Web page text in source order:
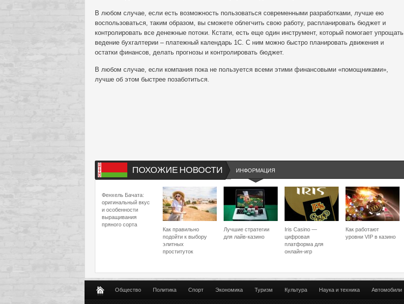
В любом случае, если есть возможность пользоваться современными разработками, лучше ею
воспользоваться, таким образом, вы сможете облегчить свою работу, распланировать бюджет и
контролировать все денежные потоки. Кстати, есть еще один инструмент, который помогает упрощать
ведение бухгалтерии – платежный календарь 1C. С ним можно быстро планировать движения и
остатки финансов, делать прогнозы и контролировать бюджет.
В любом случае, если компания пока не пользуется всеми этими финансовыми «помощниками»,
лучше об этом быстрее позаботиться.
ПОХОЖИЕ НОВОСТИ ИНФОРМАЦИЯ
Фенхель Бачата:
оригинальный вкус
и особенности
выращивания
пряного сорта
Как правильно
подойти к выбору
элитных
проституток
Лучшие стратегии
для лайв-казино
Iris Casino —
цифровая
платформа для
онлайн-игр
Как работают
уровни VIP в казино
Общество Политика Спорт Экономика Туризм Культура Наука и техника Автомобили